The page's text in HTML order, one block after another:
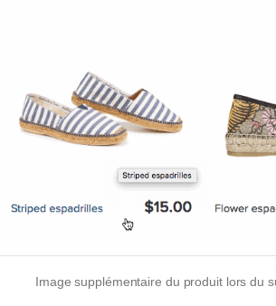
Image supplémentaire du produit lors du